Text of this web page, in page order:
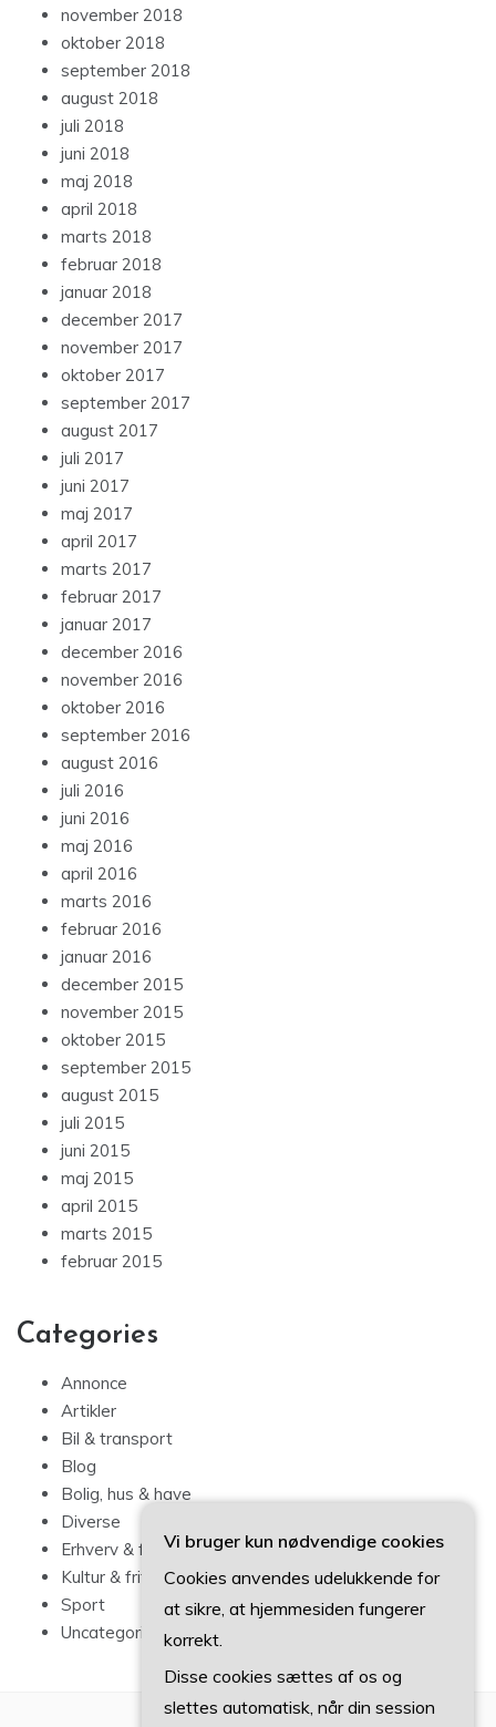
november 2018
oktober 2018
september 2018
august 2018
juli 2018
juni 2018
maj 2018
april 2018
marts 2018
februar 2018
januar 2018
december 2017
november 2017
oktober 2017
september 2017
august 2017
juli 2017
juni 2017
maj 2017
april 2017
marts 2017
februar 2017
januar 2017
december 2016
november 2016
oktober 2016
september 2016
august 2016
juli 2016
juni 2016
maj 2016
april 2016
marts 2016
februar 2016
januar 2016
december 2015
november 2015
oktober 2015
september 2015
august 2015
juli 2015
juni 2015
maj 2015
april 2015
marts 2015
februar 2015
Categories
Annonce
Artikler
Bil & transport
Blog
Bolig, hus & have
Diverse
Erhverv & forbrug
Kultur & fritid
Sport
Uncategorized
Vi bruger kun nødvendige cookies
Cookies anvendes udelukkende for
at sikre, at hjemmesiden fungerer
korrekt.
Disse cookies sættes af os og
slettes automatisk, når din session